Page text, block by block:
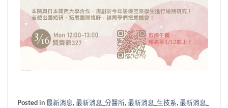
Posted in最新消息,最新消息_分醫所,最新消息_生技系,最新消息_